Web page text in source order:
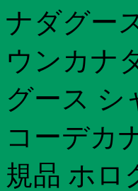
ナダグー
ウンカナ
グース シ
コーデカ
規品 ホロ